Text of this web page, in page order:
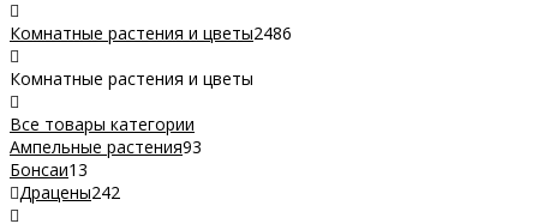
Комнатные растения и цветы2486
Комнатные растения и цветы
Все товары категории
Ампельные растения93
Бонсаи13
Драцены242